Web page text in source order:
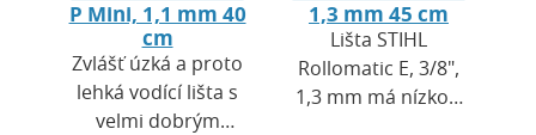
P Mini, 1,1 mm 40
cm
Zvlášť úzká a proto
lehká vodící lišta s
velmi dobrým
1,3 mm 45 cm
Lišta STIHL
Rollomatic E, 3/8",
1,3 mm má nízkou